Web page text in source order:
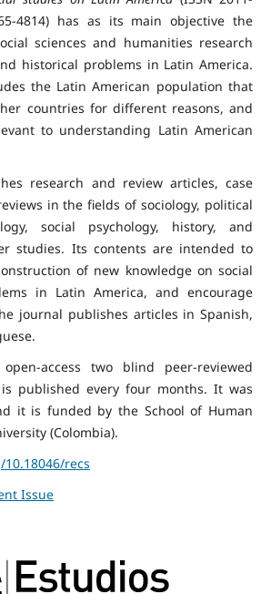
4814) has as its main objective the
sciences and humanities research
historical problems in Latin America.
the Latin American population that
countries for different reasons, and
to understanding Latin American
research and review articles, case
in the fields of sociology, political
social psychology, history, and
studies. Its contents are intended to
of new knowledge on social
in Latin America, and encourage
journal publishes articles in Spanish,
access two blind peer-reviewed
published every four months. It was
it is funded by the School of Human
(Colombia).
recs
Issue